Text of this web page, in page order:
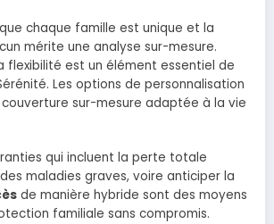
chaque famille est unique et la
mérite une analyse sur-mesure.
flexibilité est un élément essentiel de
Les options de personnalisation
sur-mesure adaptée à la vie
qui incluent la perte totale
maladies graves, voire anticiper la
de manière hybride sont des moyens
familiale sans compromis.